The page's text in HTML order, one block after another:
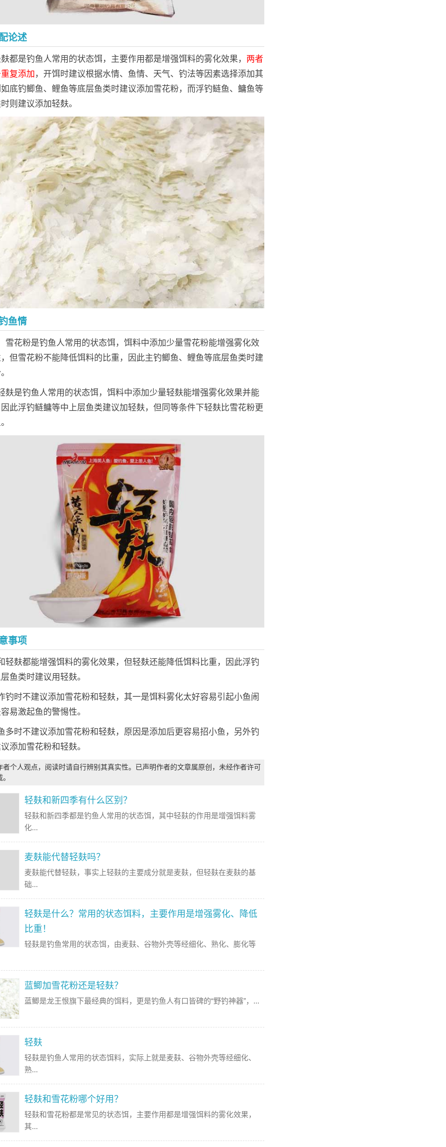
论述
都是钓鱼人常用的状态饵，主要作用都是增强饵料的雾化效果， 两者
复添加 ，开饵时建议根据水情、鱼情、天气、钓法等因素选择添加其
底钓鲫鱼、鲤鱼等底层鱼类时建议添加雪花粉，而浮钓鲢鱼、鳙鱼等
则建议添加轻麸。
鱼情
雪花粉是钓鱼人常用的状态饵，饵料中添加少量雪花粉能增强雾化效
但雪花粉不能降低饵料的比重，因此主钓鲫鱼、鲤鱼等底层鱼类时建
麸是钓鱼人常用的状态饵，饵料中添加少量轻麸能增强雾化效果并能
此浮钓鲢鳙等中上层鱼类建议加轻麸，但同等条件下轻麸比雪花粉更
事项
轻麸都能增强饵料的雾化效果，但轻麸还能降低饵料比重，因此浮钓
鱼类时建议用轻麸。
钓时不建议添加雪花粉和轻麸，其一是饵料雾化太好容易引起小鱼闹
易激起鱼的警惕性。
多时不建议添加雪花粉和轻麸，原因是添加后更容易招小鱼，另外钓
添加雪花粉和轻麸。
者个人观点，阅读时请自行辨别其真实性。已声明作者的文章属原创，未经作者许可
轻麸和新四季有什么区别？
轻麸和新四季都是钓鱼人常用的状态饵，其中轻麸的作用是增强饵料雾
化...
麦麸能代替轻麸吗？
麦麸能代替轻麸，事实上轻麸的主要成分就是麦麸，但轻麸在麦麸的基
础...
轻麸是什么？常用的状态饵料，主要作用是增强雾化、降低
比重！
轻麸是钓鱼常用的状态饵，由麦麸、谷物外壳等经细化、熟化、膨化等
蓝鲫加雪花粉还是轻麸？
蓝鲫是龙王恨旗下最经典的饵料，更是钓鱼人有口皆碑的“野钓神器”，...
轻麸
轻麸是钓鱼人常用的状态饵料，实际上就是麦麸、谷物外壳等经细化、
熟...
轻麸和雪花粉哪个好用？
轻麸和雪花粉都是常见的状态饵，主要作用都是增强饵料的雾化效果，
其...